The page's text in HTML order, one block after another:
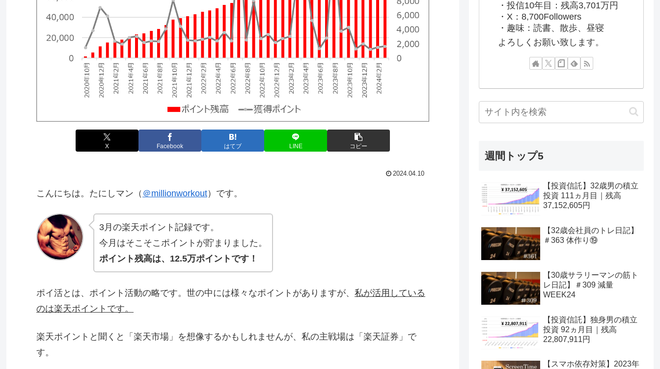
X Facebook はてブ LINE コピー
2024.04.10
こんにちは。たにしマン（ ＠millionworkout）です。
3月の楽天ポイント記録です。
今月はそこそこポイントが貯まりました。
ポイント残高は、12.5万ポイントです！
ポイ活とは、ポイント活動の略です。世の中には様々なポイントがありますが、 私が活用している
のは楽天ポイントです。
楽天ポイントと聞くと「楽天市場」を想像するかもしれませんが、私の主戦場は「楽天証券」で
す。
・投信10年目：残高3,701万円
・X：8,700Followers
・趣味：読書、散歩、昼寝
よろしくお願い致します。
週間トップ5
【投資信託】32歳男の積立
投資 111ヵ月目｜残高
37,152,605円
【32歳会社員のトレ日記】
＃363 体作り⑲
【30歳サラリーマンの筋ト
レ日記】＃309 減量
WEEK24
【投資信託】独身男の積立
投資 92ヵ月目｜残高
22,807,911円
【スマホ依存対策】2023年